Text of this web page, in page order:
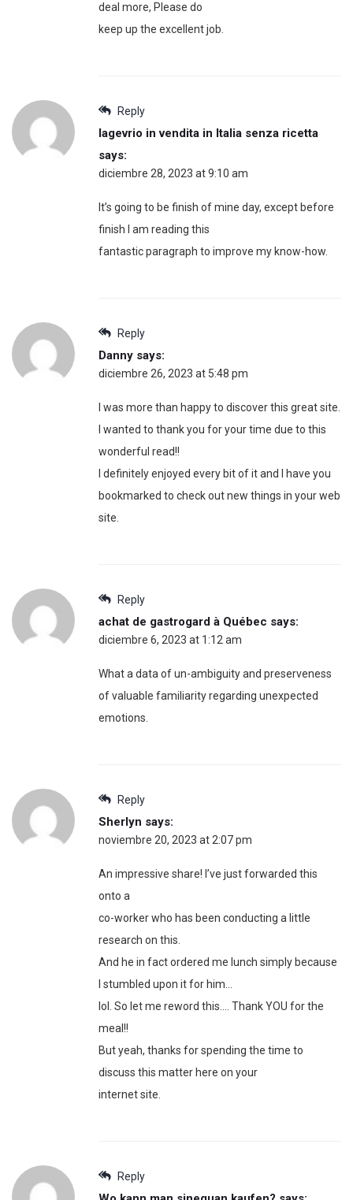
deal more, Please do
keep up the excellent job.
Reply
lagevrio in vendita in Italia senza ricetta
says:
diciembre 28, 2023 at 9:10 am
It’s going to be finish of mine day, except before
finish I am reading this
fantastic paragraph to improve my know-how.
Reply
Danny says:
diciembre 26, 2023 at 5:48 pm
I was more than happy to discover this great site.
I wanted to thank you for your time due to this
wonderful read!!
I definitely enjoyed every bit of it and I have you
bookmarked to check out new things in your web
site.
Reply
achat de gastrogard à Québec says:
diciembre 6, 2023 at 1:12 am
What a data of un-ambiguity and preserveness
of valuable familiarity regarding unexpected
emotions.
Reply
Sherlyn says:
noviembre 20, 2023 at 2:07 pm
An impressive share! I’ve just forwarded this
onto a
co-worker who has been conducting a little
research on this.
And he in fact ordered me lunch simply because
I stumbled upon it for him…
lol. So let me reword this…. Thank YOU for the
meal!!
But yeah, thanks for spending the time to
discuss this matter here on your
internet site.
Reply